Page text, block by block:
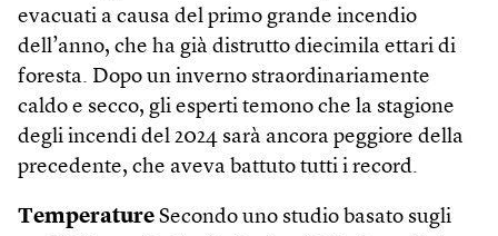
evacuati a causa del primo grande incendio
dell’anno, che ha già distrutto diecimila ettari di
foresta. Dopo un inverno straordinariamente
caldo e secco, gli esperti temono che la stagione
degli incendi del 2024 sarà ancora peggiore della
precedente, che aveva battuto tutti i record.
Temperature Secondo uno studio basato sugli